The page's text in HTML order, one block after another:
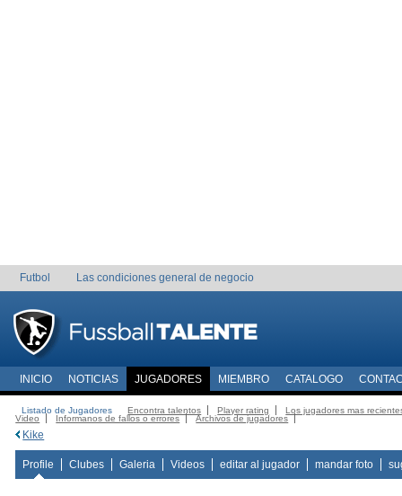
Futbol Las condiciones general de negocio
INICIO NOTICIAS JUGADORES MIEMBRO CATALOGO
Listado de Jugadores Encontra talentos Player rating
Los jugadores mas
Video
Informanos de fallos o errores Archivos de jugadores
Kike
Profile Clubes Galeria Videos editar al jugador mandar foto